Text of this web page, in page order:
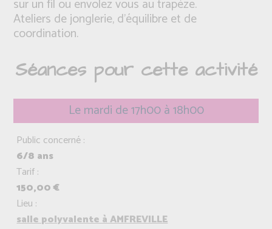
sur un fil ou envolez vous au trapèze.
Ateliers de jonglerie, d'équilibre et de
coordination.
Séances pour cette activité
Le mardi de 17h00 à 18h00
Public concerné :
6/8 ans
Tarif :
150,00 €
Lieu :
salle polyvalente à AMFREVILLE